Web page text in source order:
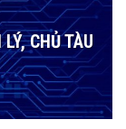
CHỦ TÀU